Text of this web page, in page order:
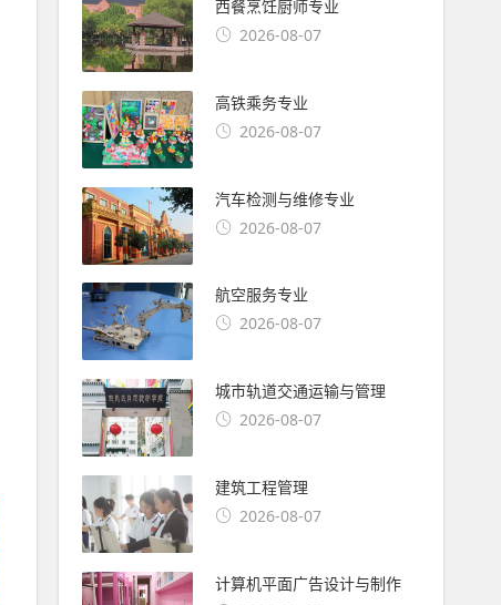
西餐烹饪厨师专业
2026-08-07
高铁乘务专业
2026-08-07
汽车检测与维修专业
2026-08-07
航空服务专业
2026-08-07
城市轨道交通运输与管理
2026-08-07
建筑工程管理
2026-08-07
计算机平面广告设计与制作